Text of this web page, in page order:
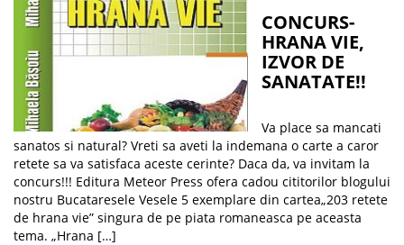
CONCURS-
HRANA VIE,
IZVOR DE
SANATATE!!
Va place sa mancati
sanatos si natural? Vreti sa aveti la indemana o carte a caror
retete sa va satisfaca aceste cerinte? Daca da, va invitam la
concurs!!! Editura Meteor Press ofera cadou cititorilor blogului
nostru Bucataresele Vesele 5 exemplare din cartea„203 retete
de hrana vie” singura de pe piata romaneasca pe aceasta
tema. „Hrana […]